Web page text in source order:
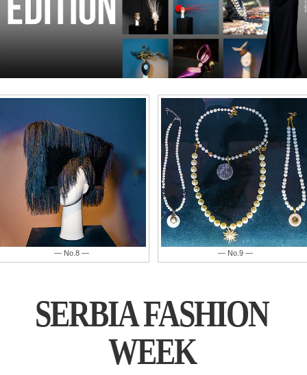
— No.9 — — No.10 —
SERBIA FASHION
WEEK